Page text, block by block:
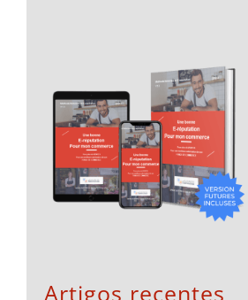
Artigos recentes